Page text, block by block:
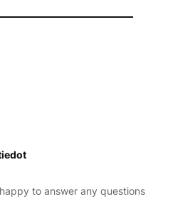
to answer any questions